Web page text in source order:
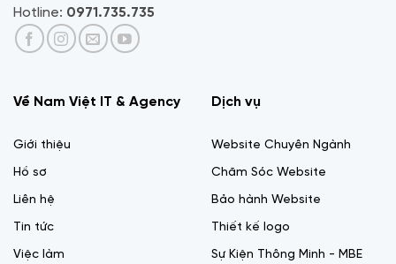
Hotline: 0971.735.735
Về Nam Việt IT & Agency
Giới thiệu
Hồ sơ
Liên hệ
Tin tức
Việc làm
Dịch vụ
Website Chuyên Ngành
Chăm Sóc Website
Bảo hành Website
Thiết kế logo
Sự Kiện Thông Minh - MBE